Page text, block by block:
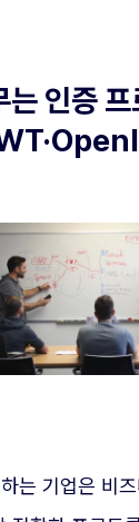
는 인증
는 기업은 비